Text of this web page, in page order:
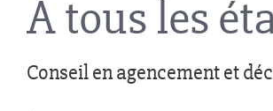
À tous les
Conseil en agencement et